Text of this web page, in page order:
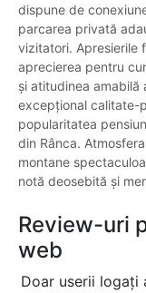
dispune de
parcarea privată
vizitatori. Apresierile
aprecierea pentru
și atitudinea amabilă
excepțional calitate-
popularitatea
din Rânca.
montane
notă deosebită și
Review-uri
web
Doar userii logați